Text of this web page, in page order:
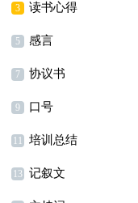
3 读书心得
5 感言
7 协议书
9 口号
11 培训总结
13 记叙文